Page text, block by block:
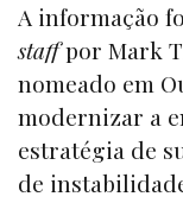
A informação
staffpor Mark
nomeado em
modernizar a
estratégia de
de